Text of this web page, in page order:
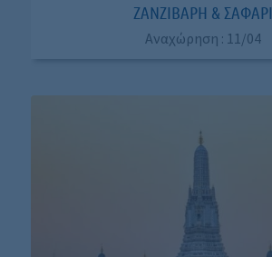
ΖΑΝΖΙΒΆΡΗ & ΣΑΦΆΡΙ
Αναχώρηση : 11/04